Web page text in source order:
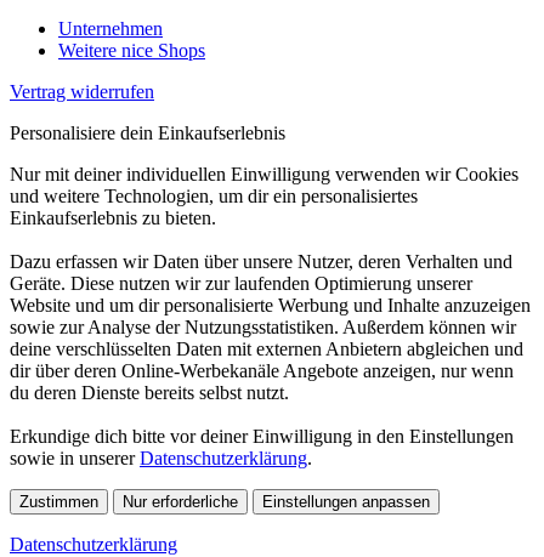
Unternehmen
Weitere nice Shops
Vertrag widerrufen
Personalisiere dein Einkaufserlebnis
Nur mit deiner individuellen Einwilligung verwenden wir Cookies
und weitere Technologien, um dir ein personalisiertes
Einkaufserlebnis zu bieten.
Dazu erfassen wir Daten über unsere Nutzer, deren Verhalten und
Geräte. Diese nutzen wir zur laufenden Optimierung unserer
Website und um dir personalisierte Werbung und Inhalte anzuzeigen
sowie zur Analyse der Nutzungsstatistiken. Außerdem können wir
deine verschlüsselten Daten mit externen Anbietern abgleichen und
dir über deren Online-Werbekanäle Angebote anzeigen, nur wenn
du deren Dienste bereits selbst nutzt.
Erkundige dich bitte vor deiner Einwilligung in den Einstellungen
sowie in unsererDatenschutzerklärung.
Zustimmen Nur erforderliche Einstellungen anpassen
Datenschutzerklärung